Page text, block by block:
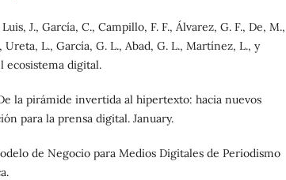
J., García, C., Campillo, F. F., Álvarez, G. F., De, M.,
Ureta, L., García, G. L., Abad, G. L., Martínez, L., y
ecosistema digital.
la pirámide invertida al hipertexto: hacia nuevos
para la prensa digital. January.
de Negocio para Medios Digitales de Periodismo